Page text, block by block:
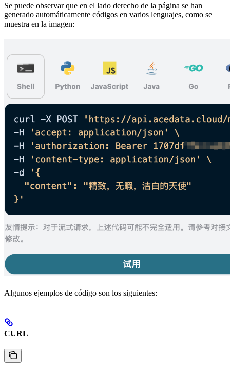
Se puede observar que en el lado derecho de la página se han
generado automáticamente códigos en varios lenguajes, como se
muestra en la imagen:
Algunos ejemplos de código son los siguientes:
CURL